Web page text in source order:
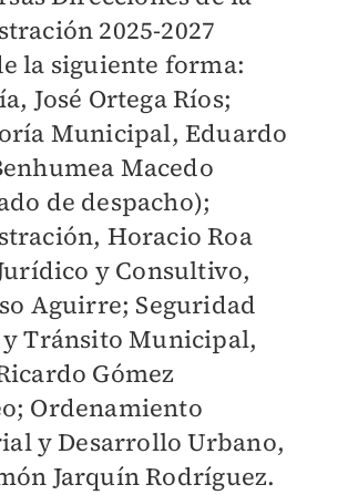
2025-2027
la siguiente forma:
José Ortega Ríos;
Municipal, Eduardo
Macedo
de despacho);
Horacio Roa
y Consultivo,
Aguirre; Seguridad
Tránsito Municipal,
Gómez
Ordenamiento
y Desarrollo Urbano,
Jarquín Rodríguez.